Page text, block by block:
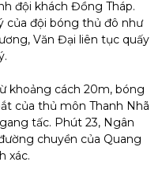
đội khách Đồng Tháp.
của đội bóng thủ đô như
Văn Đại liên tục quấy
khoảng cách 20m, bóng
của thủ môn Thanh Nhã
tấc. Phút 23, Ngân
chuyền của Quang
xác.